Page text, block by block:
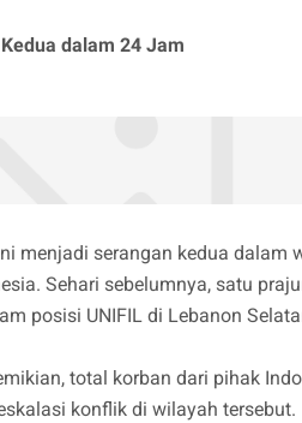
dalam 24 Jam
menjadi serangan kedua dalam
Sehari sebelumnya, satu
posisi UNIFIL di Lebanon
total korban dari pihak
konflik di wilayah tersebut.